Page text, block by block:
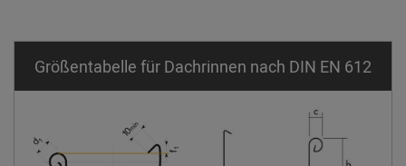
Größentabelle für Dachrinnen nach DIN EN 612